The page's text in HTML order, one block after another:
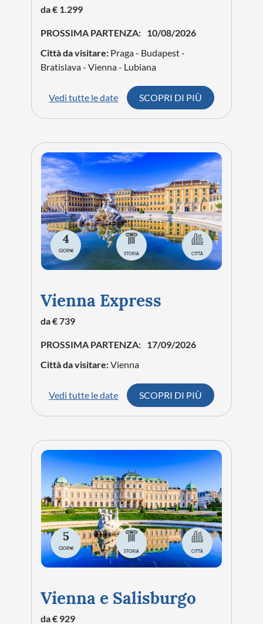
da € 1.299
PROSSIMA PARTENZA: 10/08/2026
Città da visitare: Praga - Budapest -
Bratislava - Vienna - Lubiana
Vedi tutte le date SCOPRI DI PIÙ
4
GIORNI
STORIA CITTÀ
Vienna Express
da € 739
PROSSIMA PARTENZA: 17/09/2026
Città da visitare:Vienna
Vedi tutte le date SCOPRI DI PIÙ
5
GIORNI
STORIA CITTÀ
Vienna e Salisburgo
da € 929